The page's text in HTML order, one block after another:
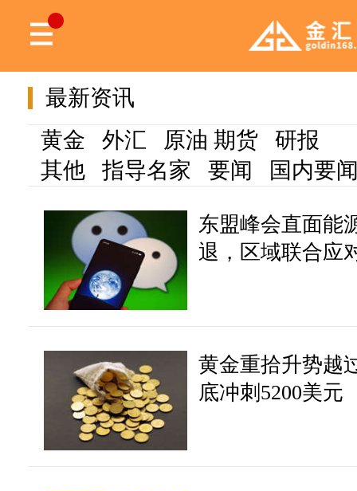
最新资讯
黄金
外汇 原油 期货
研报
其他
指导名家 要闻 国内要
东盟峰会直面能
退，区域联合应
黄金重拾升势越
底冲刺5200美元